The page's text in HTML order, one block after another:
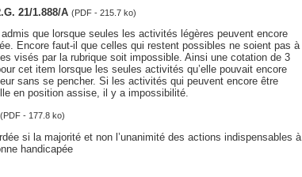
21/1.888/A (PDF - 215.7 ko)
que lorsque seules les activités légères peuvent encore
Encore faut-il que celles qui restent possibles ne soient pas à
visés par la rubrique soit impossible. Ainsi une cotation de 3
cet item lorsque les seules activités qu’elle pouvait encore
sans se pencher. Si les activités qui peuvent encore être
en position assise, il y a impossibilité.
(PDF - 177.8 ko)
si la majorité et non l’unanimité des actions indispensables à
handicapée